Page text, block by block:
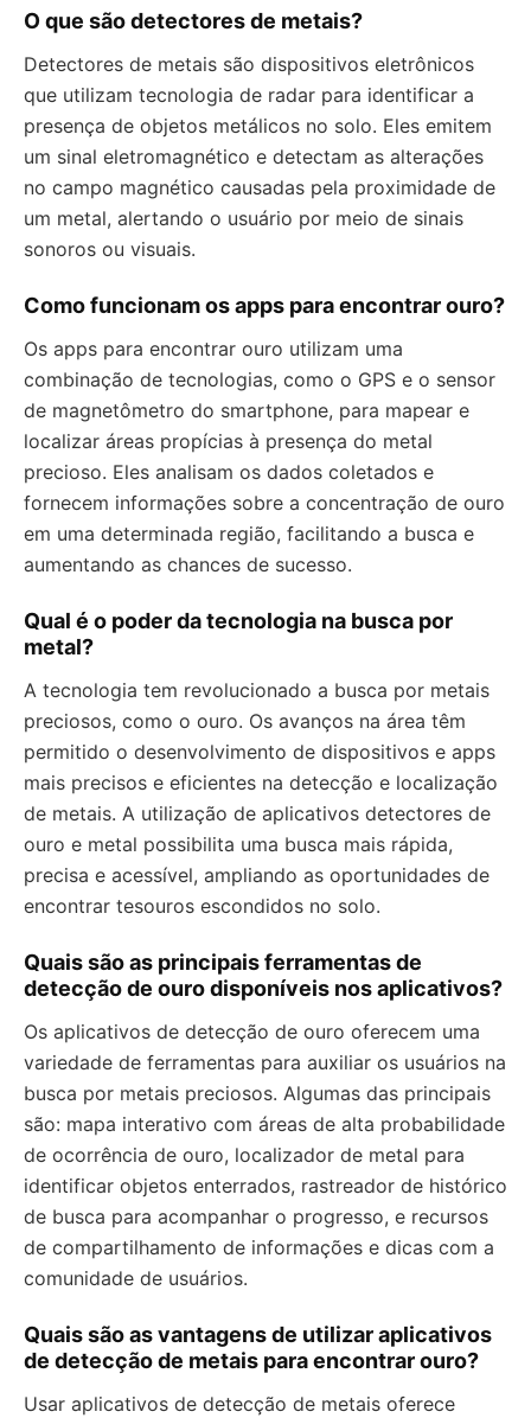
O que são detectores de metais?
Detectores de metais são dispositivos eletrônicos
que utilizam tecnologia de radar para identificar a
presença de objetos metálicos no solo. Eles emitem
um sinal eletromagnético e detectam as alterações
no campo magnético causadas pela proximidade de
um metal, alertando o usuário por meio de sinais
sonoros ou visuais.
Como funcionam os apps para encontrar ouro?
Os apps para encontrar ouro utilizam uma
combinação de tecnologias, como o GPS e o sensor
de magnetômetro do smartphone, para mapear e
localizar áreas propícias à presença do metal
precioso. Eles analisam os dados coletados e
fornecem informações sobre a concentração de ouro
em uma determinada região, facilitando a busca e
aumentando as chances de sucesso.
Qual é o poder da tecnologia na busca por
metal?
A tecnologia tem revolucionado a busca por metais
preciosos, como o ouro. Os avanços na área têm
permitido o desenvolvimento de dispositivos e apps
mais precisos e eficientes na detecção e localização
de metais. A utilização de aplicativos detectores de
ouro e metal possibilita uma busca mais rápida,
precisa e acessível, ampliando as oportunidades de
encontrar tesouros escondidos no solo.
Quais são as principais ferramentas de
detecção de ouro disponíveis nos aplicativos?
Os aplicativos de detecção de ouro oferecem uma
variedade de ferramentas para auxiliar os usuários na
busca por metais preciosos. Algumas das principais
são: mapa interativo com áreas de alta probabilidade
de ocorrência de ouro, localizador de metal para
identificar objetos enterrados, rastreador de histórico
de busca para acompanhar o progresso, e recursos
de compartilhamento de informações e dicas com a
comunidade de usuários.
Quais são as vantagens de utilizar aplicativos
de detecção de metais para encontrar ouro?
Usar aplicativos de detecção de metais oferece